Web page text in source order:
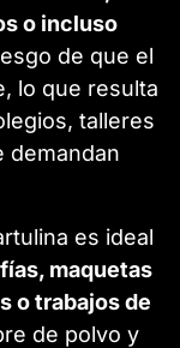
o incluso
de que el
lo que resulta
talleres
demandan
es ideal
maquetas
o trabajos de
de polvo y